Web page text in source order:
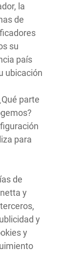
la
de
su
país
ubicación
parte
para
de
y
y
y